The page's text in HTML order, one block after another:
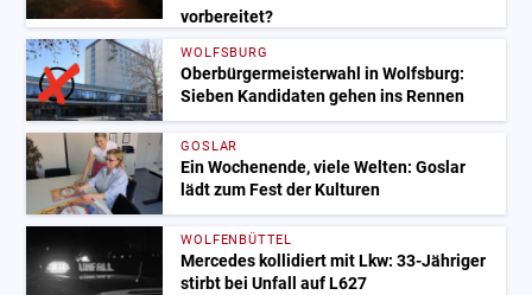
vorbereitet?
WOLFSBURG
Oberbürgermeisterwahl in Wolfsburg:
Sieben Kandidaten gehen ins Rennen
GOSLAR
Ein Wochenende, viele Welten: Goslar
lädt zum Fest der Kulturen
WOLFENBÜTTEL
Mercedes kollidiert mit Lkw: 33-Jähriger
stirbt bei Unfall auf L627